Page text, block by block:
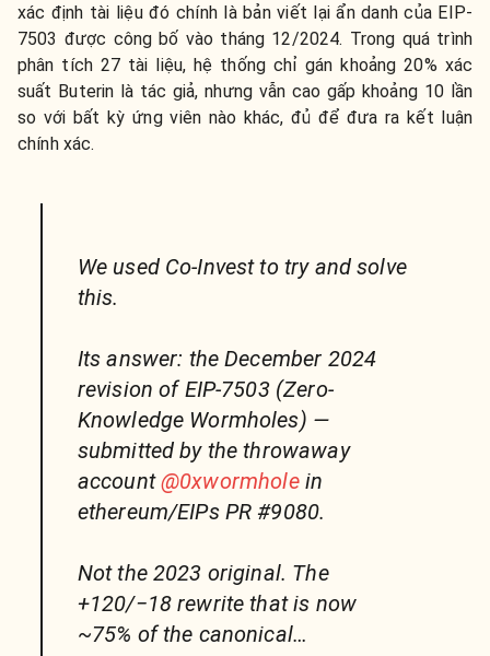
xác định tài liệu đó chính là bản viết lại ẩn danh của EIP-
7503 được công bố vào tháng 12/2024. Trong quá trình
phân tích 27 tài liệu, hệ thống chỉ gán khoảng 20% xác
suất Buterin là tác giả, nhưng vẫn cao gấp khoảng 10 lần
so với bất kỳ ứng viên nào khác, đủ để đưa ra kết luận
chính xác.
We used Co-Invest to try and solve
this.
Its answer: the December 2024
revision of EIP-7503 (Zero-
Knowledge Wormholes) —
submitted by the throwaway
account@0xwormholein
ethereum/EIPs PR #9080.
Not the 2023 original. The
+120/−18 rewrite that is now
~75% of the canonical…